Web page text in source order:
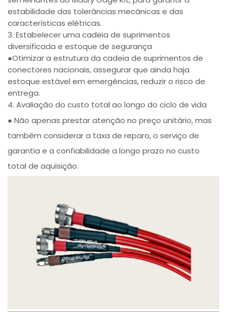
estabilidade das tolerâncias mecânicas e das
características elétricas.
3. Estabelecer uma cadeia de suprimentos
diversificada e estoque de segurança
●Otimizar a estrutura da cadeia de suprimentos de
conectores nacionais, assegurar que ainda haja
estoque estável em emergências, reduzir o risco de
entrega.
4. Avaliação do custo total ao longo do ciclo de vida
● Não apenas prestar atenção no preço unitário, mas
também considerar a taxa de reparo, o serviço de
garantia e a confiabilidade a longo prazo no custo
total de aquisição.